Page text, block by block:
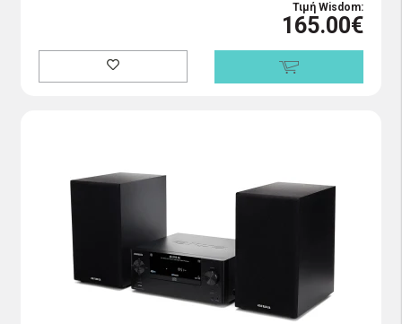
Τιμή Wisdom:
165.00€